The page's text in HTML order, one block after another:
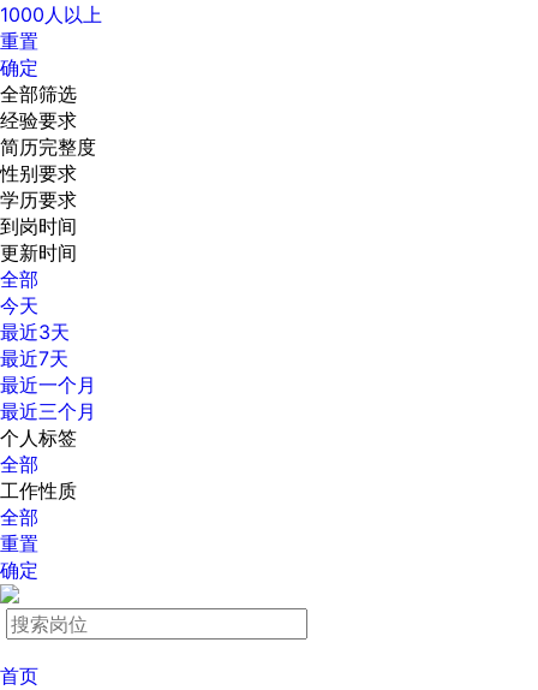
1000人以上
重置
确定
全部筛选
经验要求
简历完整度
性别要求
学历要求
到岗时间
更新时间
全部
今天
最近3天
最近7天
最近一个月
最近三个月
个人标签
全部
工作性质
全部
重置
确定
首页